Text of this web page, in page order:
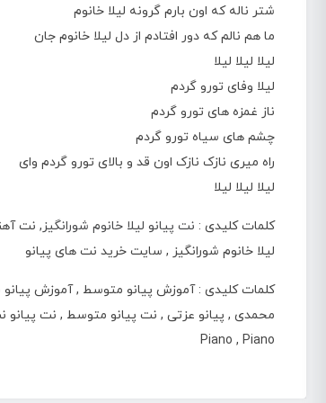
شتر ناله که اون بارم گرونه لیلا خانوم
ما هم نالم که دور افتادم از دل لیلا خانوم جان
لیلا لیلا لیلا
لیلا وفای تورو گردم
ناز غمزه های تورو گردم
چشم های سیاه تورو گردم
راه میری نازک نازک اون قد و بالای تورو گردم وای
لیلا لیلا لیلا
کلمات کلیدی : نت پیانو لیلا خانوم شورانگیز, نت
لیلا خانوم شورانگیز , سایت خرید نت های پیانو
کلمات کلیدی : آموزش پیانو متوسط , آموزش
Piano , Piano